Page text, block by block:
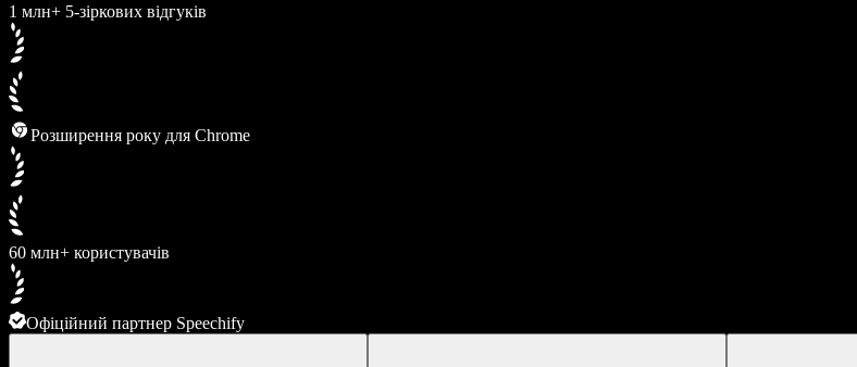
1 млн+ 5-зіркових відгуків
Розширення року для Chrome
60 млн+ користувачів
Офіційний партнер Speechify